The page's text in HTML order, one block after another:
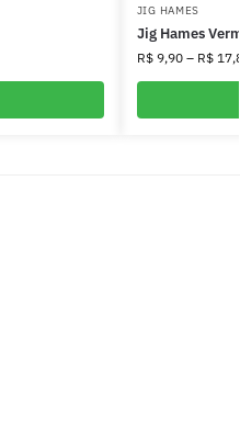
JIG HAMES
Jig Hames
R$9,90 – R$